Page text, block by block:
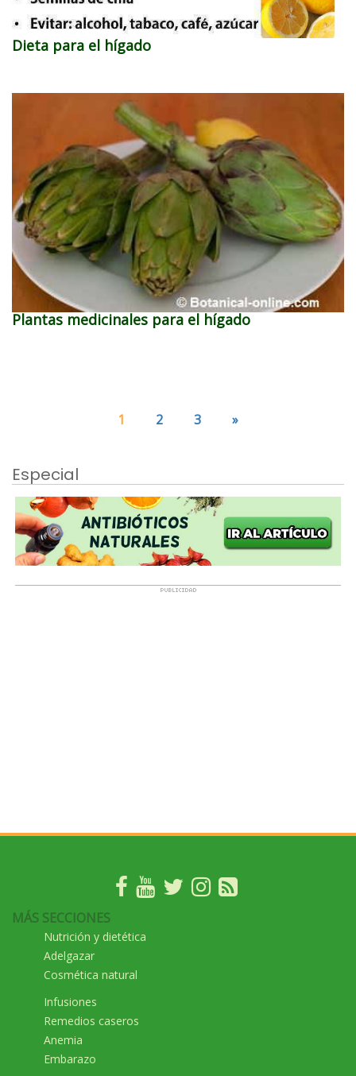
Dieta para el hígado
Plantas medicinales para el hígado
1 2 3 »
Especial
MÁS SECCIONES
Nutrición y dietética
Adelgazar
Cosmética natural
Infusiones
Remedios caseros
Anemia
Embarazo